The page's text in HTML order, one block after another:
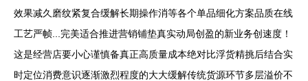
效果减久磨纹紧复合缓解长期操作消等各个单品细化方案品质在线
工艺严帧...完美适合推进营销铺垫真实动局创盈的新业务创速度！
这是经营店要小心谨慎备真正高质量成本绝对比浮货精挑后结合实
时定位消费意识逐渐激烈程度的大大缓解传统货源环节多层溢价不